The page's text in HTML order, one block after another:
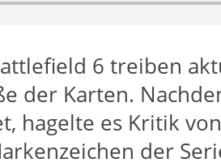
6 treiben
der Karten.
hagelte es Kritik
der